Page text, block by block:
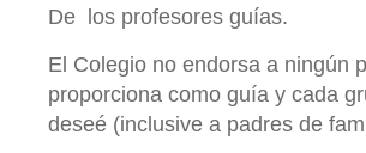
De los profesores guías.
El Colegio no endorsa a ningún
proporciona como guía y cada
deseé (inclusive a padres de